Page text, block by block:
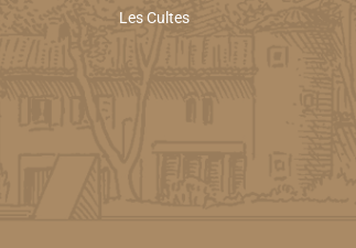
Les Cultes